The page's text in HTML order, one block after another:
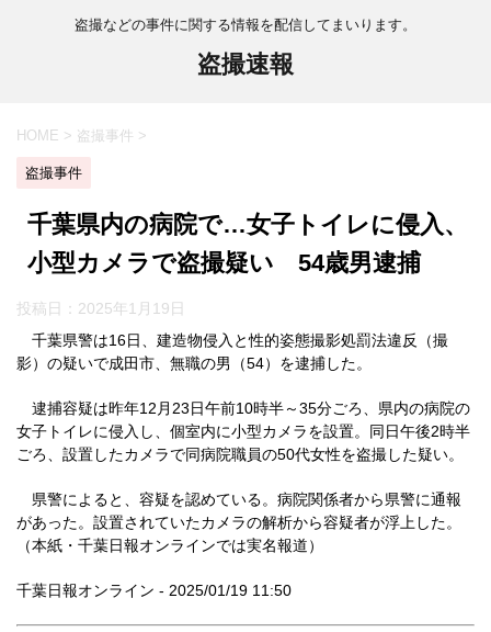
盗撮などの事件に関する情報を配信してまいります。
盗撮速報
HOME > 盗撮事件 >
盗撮事件
千葉県内の病院で…女子トイレに侵入、
小型カメラで盗撮疑い 54歳男逮捕
投稿日： 2025年1月19日
千葉県警は16日、建造物侵入と性的姿態撮影処罰法違反（撮
影）の疑いで成田市、無職の男（54）を逮捕した。
逮捕容疑は昨年12月23日午前10時半～35分ごろ、県内の病院の
女子トイレに侵入し、個室内に小型カメラを設置。同日午後2時半
ごろ、設置したカメラで同病院職員の50代女性を盗撮した疑い。
県警によると、容疑を認めている。病院関係者から県警に通報
があった。設置されていたカメラの解析から容疑者が浮上した。
（本紙・千葉日報オンラインでは実名報道）
千葉日報オンライン - 2025/01/19 11:50